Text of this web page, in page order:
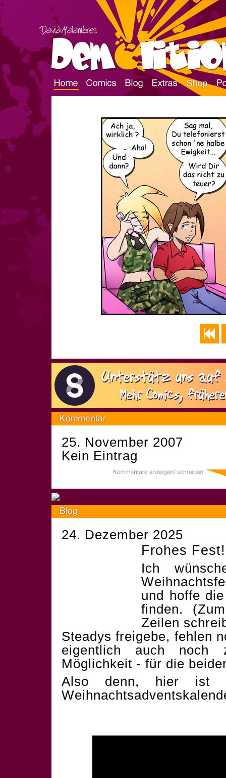
25. November 2007
Kein Eintrag
24. Dezember 2025
Frohes Fest!
Ich
und hoffe
finden.
Zeilen
Steadys freigebe, fehlen
eigentlich auch noch
Möglichkeit - für die
Also denn, hier ist